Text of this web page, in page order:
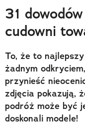
Trendbook Podróżniczy
Polecane
31
cudowni
To, że to
żadnym
przynieść
zdjęcia pokazują,
podróż może być
doskonali modele!